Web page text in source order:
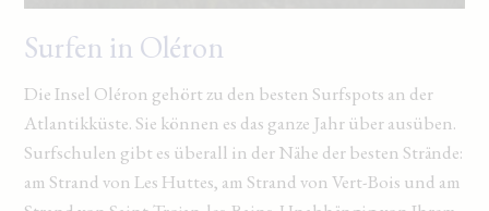
Surfen in Oléron
Die Insel Oléron gehört zu den besten Surfspots an der
Atlantikküste. Sie können es das ganze Jahr über ausüben.
Surfschulen gibt es überall in der Nähe der besten Strände:
am Strand von Les Huttes, am Strand von Vert-Bois und am